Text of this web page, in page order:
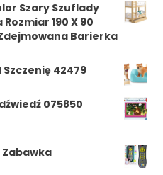
Szary Szuflady
190 X 90
Barierka
42479
075850